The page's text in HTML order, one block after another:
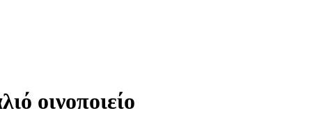
οινοποιείο